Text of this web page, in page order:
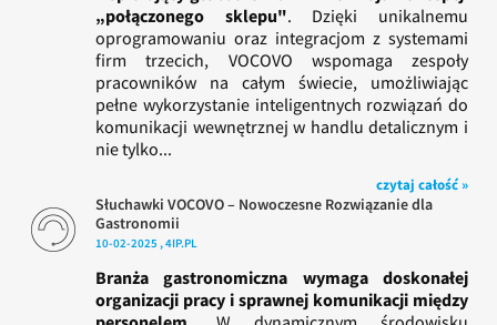
„połączonego sklepu". Dzięki unikalnemu
oprogramowaniu oraz integracjom z systemami
firm trzecich, VOCOVO wspomaga zespoły
pracowników na całym świecie, umożliwiając
pełne wykorzystanie inteligentnych rozwiązań do
komunikacji wewnętrznej w handlu detalicznym i
nie tylko...
czytaj całość »
Słuchawki VOCOVO – Nowoczesne Rozwiązanie dla
Gastronomii
10-02-2025 , 4IP.PL
Branża gastronomiczna wymaga doskonałej
organizacji pracy i sprawnej komunikacji między